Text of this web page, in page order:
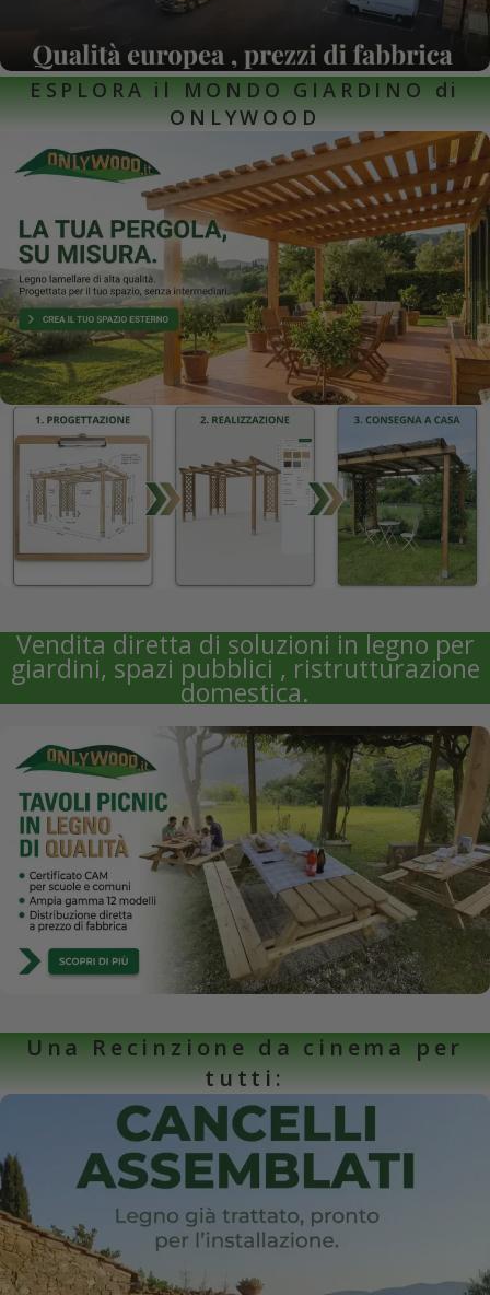
ESPLORA il MONDO GIARDINO di
ONLYWOOD
Vendita diretta di soluzioni in legno per
giardini, spazi pubblici , ristrutturazione
domestica.
Una Recinzione da cinema per
tutti: